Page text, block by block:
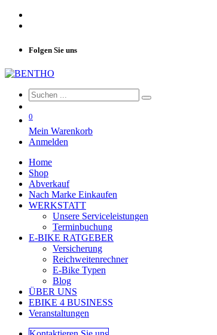
Folgen Sie uns
0
Mein Warenkorb
Anmelden
Home
Shop
Abverkauf
Nach Marke Einkaufen
WERKSTATT
Unsere Serviceleistungen
Terminbuchung
E-BIKE RATGEBER
Versicherung
Reichweitenrechner
E-Bike Typen
Blog
ÜBER UNS
EBIKE 4 BUSINESS
Veranstaltungen